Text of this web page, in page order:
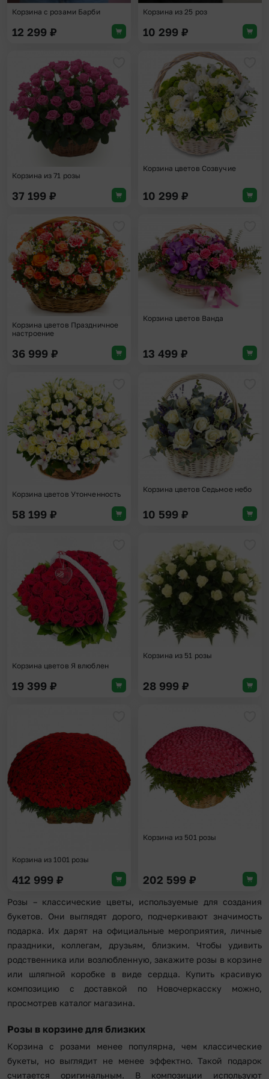
Корзина с розами Барби
12 299 ₽
Корзина из 25 роз
10 299 ₽
Добавить в избранное
Корзина из 71 розы
37 199 ₽
Корзина цветов Созвучие
10 299 ₽
Добавить в избранное
Корзина цветов Праздничное
настроение
36 999 ₽
Корзина цветов Ванда
13 499 ₽
Добавить в избранное
Корзина цветов Утонченность
58 199 ₽
Корзина цветов Седьмое небо
10 599 ₽
Добавить в избранное
Корзина цветов Я влюблен
19 399 ₽
Корзина из 51 розы
28 999 ₽
Добавить в избранное
Корзина из 1001 розы
412 999 ₽
Корзина из 501 розы
202 599 ₽
Розы – классические цветы, используемые для создания
букетов. Они выглядят дорого, подчеркивают значимость
подарка. Их дарят на официальные мероприятия, личные
праздники, коллегам, друзьям, близким. Чтобы удивить
родственника или возлюбленную, закажите розы в корзине
или шляпной коробке в виде сердца. Купить красивую
композицию с доставкой по Новочеркасску можно,
просмотрев каталог магазина.
Розы в корзине для близких
Корзина с розами менее популярна, чем классические
букеты, но выглядит не менее эффектно. Такой подарок
считается оригинальным. В композиции используют